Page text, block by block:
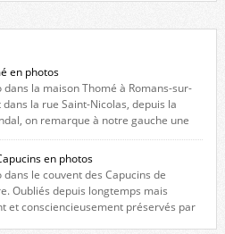
en photos
dans la maison Thomé à Romans-sur-
la rue Saint-Nicolas, depuis la
on remarque à notre gauche une
Les deux façades sont ornées de
ces deux étages, on peut voir une
la Vierge. […]
en photos
le couvent des Capucins de
Oubliés depuis longtemps mais
et consciencieusement préservés par